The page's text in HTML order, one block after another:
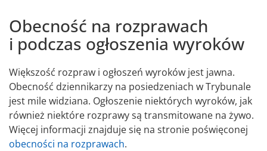
Obecność na rozprawach
i podczas ogłoszenia wyroków
Większość rozpraw i ogłoszeń wyroków jest jawna.
Obecność dziennikarzy na posiedzeniach w Trybunale
jest mile widziana. Ogłoszenie niektórych wyroków, jak
również niektóre rozprawy są transmitowane na żywo.
Więcej informacji znajduje się na stronie poświęconej
obecności na rozprawach.